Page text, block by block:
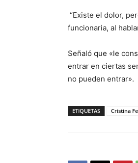
“Existe el dolor,
funcionaria, al
Señaló que «le
entrar en ciertas
no pueden entrar».
ETIQUETAS Cristina